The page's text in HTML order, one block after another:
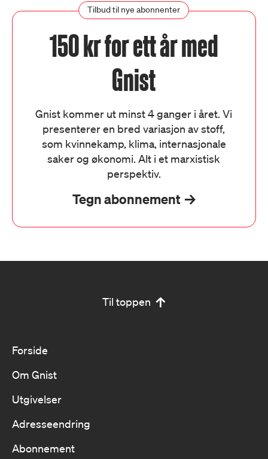
Tilbud til nye abonnenter
150 kr for ett år med
Gnist
Gnist kommer ut minst 4 ganger i året. Vi
presenterer en bred variasjon av stoff,
som kvinnekamp, klima, internasjonale
saker og økonomi. Alt i et marxistisk
perspektiv.
Tegn abonnement
Til toppen
Forside
Om Gnist
Utgivelser
Adresseendring
Abonnement